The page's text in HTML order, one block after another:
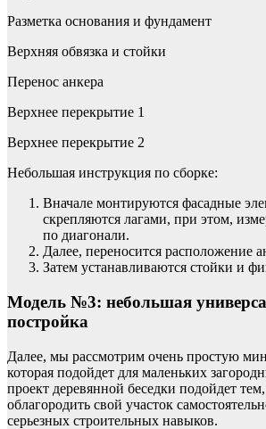
Разметка основания и фундамент
Верхняя обвязка и стойки
Перенос анкера
Верхнее перекрытие 1
Верхнее перекрытие 2
Небольшая инструкция по сборке:
Вначале монтируются фасадные
скрепляются лагами, при этом,
по диагонали.
Далее, переносится расположение
Затем устанавливаются стойки и
Модель №3: небольшая
постройка
Далее, мы рассмотрим очень простую
которая подойдет для маленьких
проект деревянной беседки подойдет
облагородить свой участок
серьезных строительных навыков.